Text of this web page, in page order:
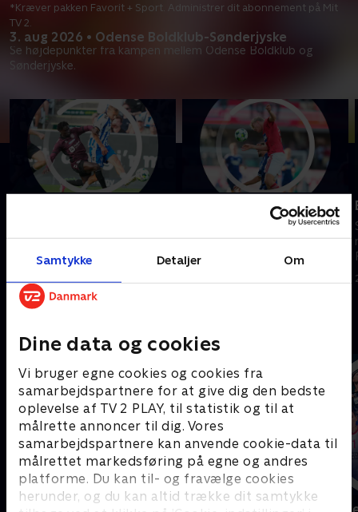
Samtykke Detaljer Om
Dine data og cookies
Vi bruger egne cookies og cookies fra
samarbejdspartnere for at give dig den bedste
oplevelse af TV 2 PLAY, til statistik og til at
målrette annoncer til dig. Vores
samarbejdspartnere kan anvende cookie-data til
målrettet markedsføring på egne og andres
platforme. Du kan til- og fravælge cookies
herunder, og du kan altid trække dit samtykke
3. aug 2026 • Odense Boldklub-Sønderjyske
Se højdepunkter fra kampen mellem Odense Boldklub og
Sønderjyske.
*Kræver pakken Favorit + Sport. Administrer dit abonnement på Mit
TV 2.
Se højdepunkter fra kampen
mellem Odense Boldklub og
Sønderjyske.
3. august 2026 • 5 min
Silkeborg IF-F.C.
Se højdepunkter fra kampen
mellem Silkeborg IF og F.C.
København.
Andre så også